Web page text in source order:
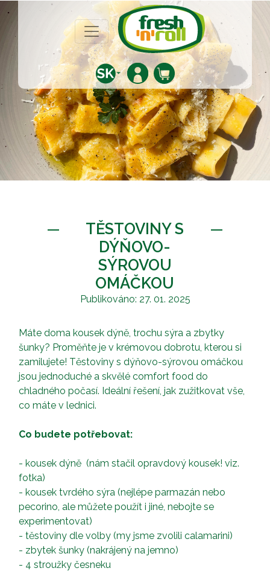
TĚSTOVINY S
DÝŇOVO-
SÝROVOU
OMÁČKOU
Publikováno: 27. 01. 2025
Máte doma kousek dýně, trochu sýra a zbytky
šunky? Proměňte je v krémovou dobrotu, kterou si
zamilujete! Těstoviny s dýňovo-sýrovou omáčkou
jsou jednoduché a skvělé comfort food do
chladného počasí. Ideální řešení, jak zužitkovat vše,
co máte v lednici.
Co budete potřebovat:
- kousek dýně (nám stačil opravdový kousek! viz.
fotka)
- kousek tvrdého sýra (nejlépe parmazán nebo
pecorino, ale můžete použít i jiné, nebojte se
experimentovat)
- těstoviny dle volby (my jsme zvolili calamarini)
- zbytek šunky (nakrájený na jemno)
- 4 stroužky česneku